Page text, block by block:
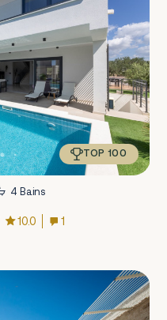
TOP 100
4 Bains
10.0 1